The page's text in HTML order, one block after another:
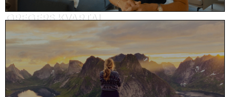
GREGERS KVARTAL
Visningsvideo, eiendom